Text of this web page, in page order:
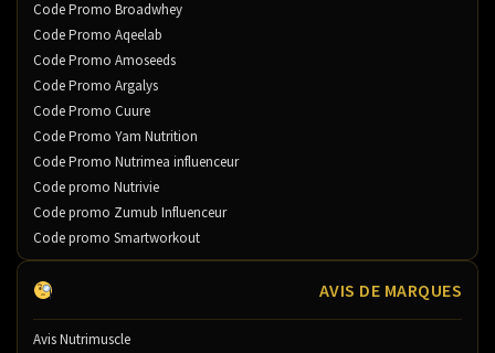
Code Promo Broadwhey
Code Promo Aqeelab
Code Promo Amoseeds
Code Promo Argalys
Code Promo Cuure
Code Promo Yam Nutrition
Code Promo Nutrimea influenceur
Code promo Nutrivie
Code promo Zumub Influenceur
Code promo Smartworkout
AVIS DE MARQUES
Avis Nutrimuscle